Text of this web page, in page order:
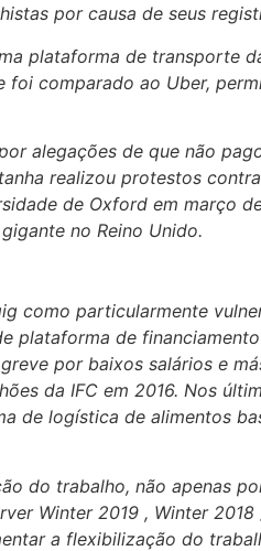
por causa de seus
plataforma de transporte
comparado ao Uber,
alegações de que não
realizou protestos
de Oxford em março
no Reino Unido.
como particularmente
plataforma de
por baixos salários e
da IFC em 2016. Nos
de logística de alimentos
do trabalho, não apenas
Winter 2019 , Winter
a flexibilização do